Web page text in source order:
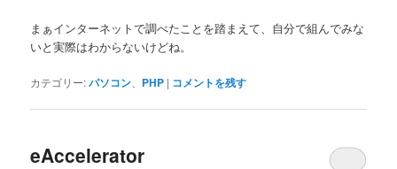
まぁインターネットで調べたことを踏まえて、自分で組んでみな
いと実際はわからないけどね。
カテゴリー:パソコン PHP | コメントを残す
eAccelerator